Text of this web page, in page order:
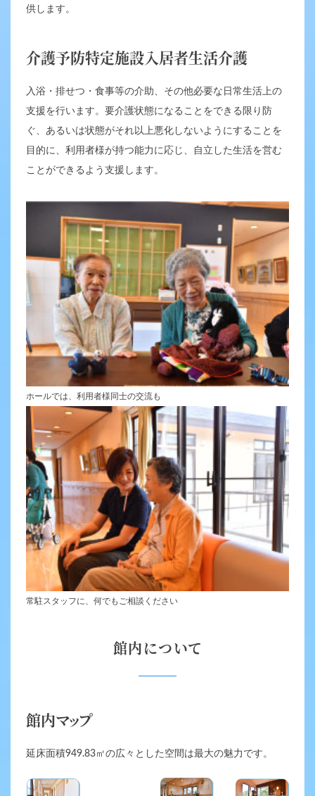
供します。
介護予防特定施設入居者生活介護
入浴・排せつ・食事等の介助、その他必要な日常生活上の
支援を行います。要介護状態になることをできる限り防
ぐ、あるいは状態がそれ以上悪化しないようにすることを
目的に、利用者様が持つ能力に応じ、自立した生活を営む
ことができるよう支援します。
ホールでは、利用者様同士の交流も
常駐スタッフに、何でもご相談ください
館内について
館内マップ
延床面積949.83㎡の広々とした空間は最大の魅力です。